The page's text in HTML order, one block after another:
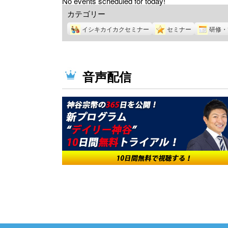
カテゴリー
イシキカイカクセミナー セミナー 研修
音声配信